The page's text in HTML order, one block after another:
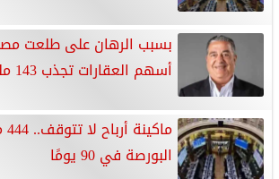
بسبب الرهان على طلعت
أسهم العقارات تجذب 143 مليار جنيه سيولة
البورصة في 90 يومًا